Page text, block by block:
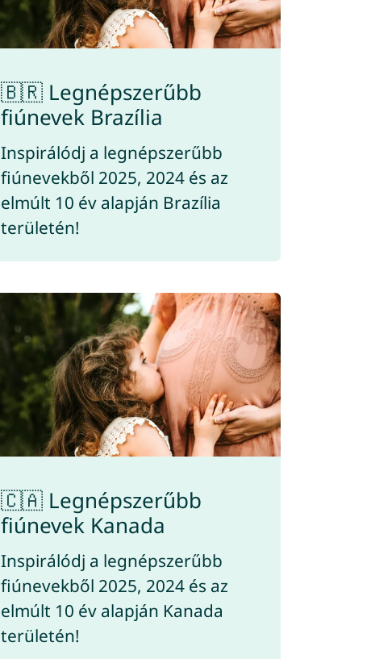
🇧🇷 Legnépszerűbb
fiúnevek Brazília
Inspirálódj a legnépszerűbb
fiúnevekből 2025, 2024 és az
elmúlt 10 év alapján Brazília
területén!
🇨🇦 Legnépszerűbb
fiúnevek Kanada
Inspirálódj a legnépszerűbb
fiúnevekből 2025, 2024 és az
elmúlt 10 év alapján Kanada
területén!